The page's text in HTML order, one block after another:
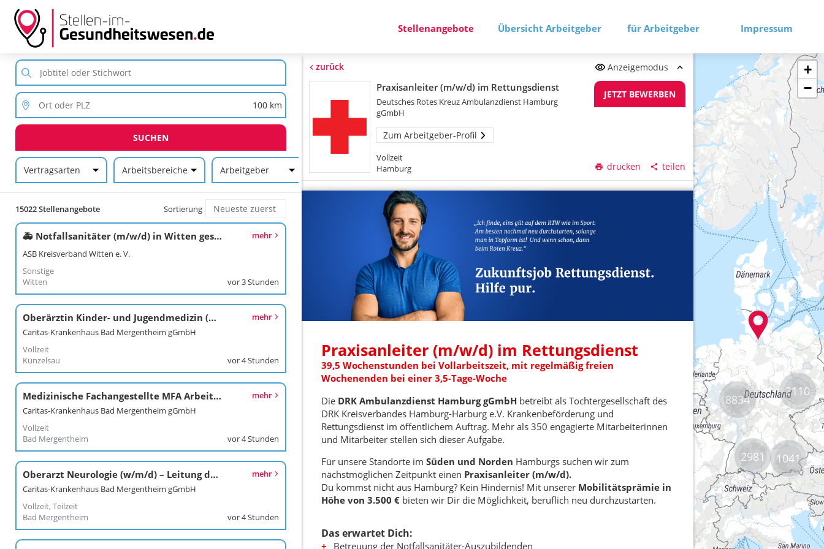
Stellenangebote Übersicht Arbeitgeber für Arbeitgeber Impressum
SUCHEN
Vertragsarten Arbeitsbereiche Arbeitgeber
15022 Stellenangebote Sortierung
🚑 Notfallsanitäter (m/w/d) in Witten gesucht!⚡
ASB Kreisverband Witten e. V.
Sonstige
Witten
mehr
vor 3 Stunden
Oberärztin Kinder- und Jugendmedizin (w/m/d)
Caritas-Krankenhaus Bad Mergentheim gGmbH
Vollzeit
Künzelsau
mehr
vor 4 Stunden
Medizinische Fachangestellte MFA Arbeitsmedizin (w/m/d)
Caritas-Krankenhaus Bad Mergentheim gGmbH
Vollzeit
Bad Mergentheim
mehr
vor 4 Stunden
Oberarzt Neurologie (w/m/d) – Leitung der regionalen Stroke Unit (DSG-zertifiziert)
Caritas-Krankenhaus Bad Mergentheim gGmbH
Vollzeit, Teilzeit
Bad Mergentheim
mehr
vor 4 Stunden
zurück Anzeigemodus
Praxisanleiter (m/w/d) im Rettungsdienst
Deutsches Rotes Kreuz Ambulanzdienst Hamburg
gGmbH
Zum Arbeitgeber-Profil
Vollzeit
Hamburg
JETZT BEWERBEN
drucken teilen
8834
2981
2110
1041
+
−